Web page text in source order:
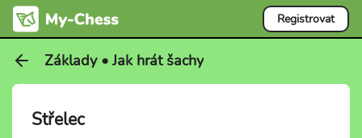
Registrovat
Základy • Jak hrát šachy
Střelec